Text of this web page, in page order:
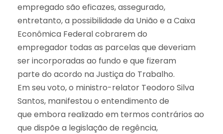
empregado são eficazes, assegurado,
entretanto, a possibilidade da União e a Caixa
Econômica Federal cobrarem do
empregador todas as parcelas que deveriam
ser incorporadas ao fundo e que fizeram
parte do acordo na Justiça do Trabalho.
Em seu voto, o ministro-relator Teodoro Silva
Santos, manifestou o entendimento de
que embora realizado em termos contrários ao
que dispõe a legislação de regência,